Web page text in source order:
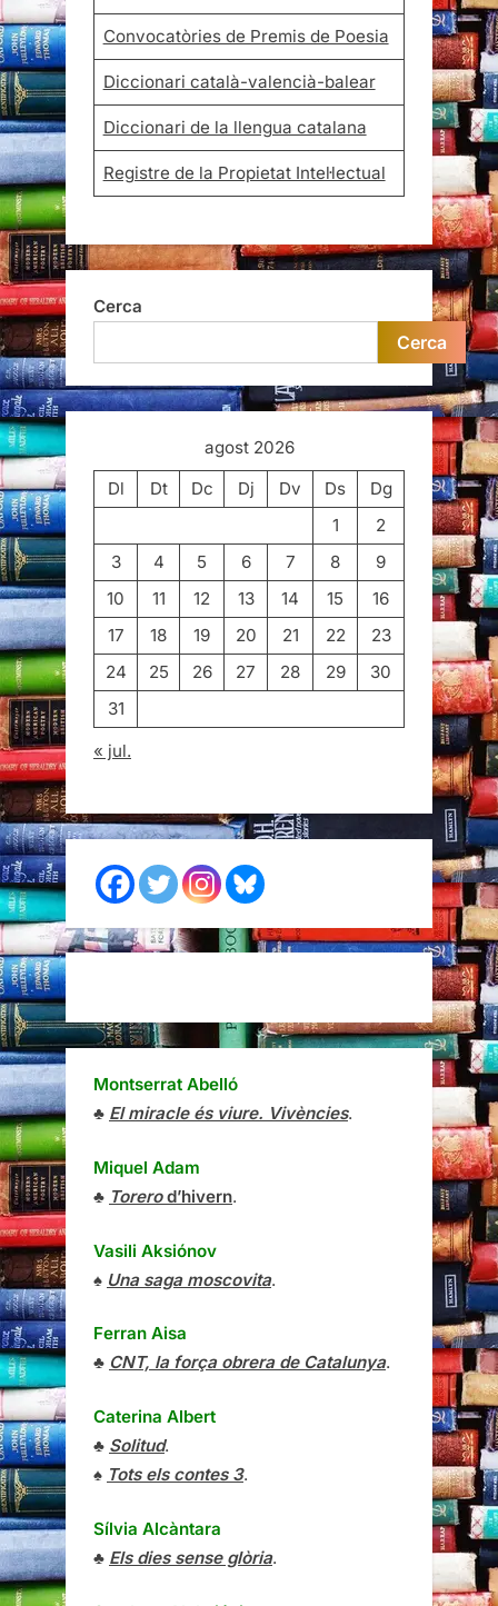
Convocatòries de Premis de Poesia
Diccionari català-valencià-balear
Diccionari de la llengua catalana
Registre de la Propietat Intel·lectual
Cerca
Cerca
agost 2026
Dl
Dt Dc Dj Dv Ds
Dg
1
2
3
4 5 6 7 8
9
10
11 12 13 14 15
16
17
18 19 20 21 22
23
24
25 26 27 28 29
30
31
« jul.
Montserrat Abelló
♣ El miracle és viure. Vivències.
Miquel Adam
♣ Torerod’hivern.
Vasili Aksiónov
♠ Una saga moscovita.
Ferran Aisa
♣ CNT, la força obrera de Catalunya.
Caterina Albert
♣ Solitud.
♠ Tots els contes 3.
Sílvia Alcàntara
♣ Els dies sense glòria.